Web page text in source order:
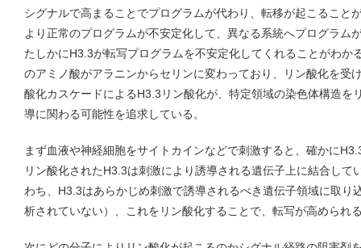
シグナルで高まることでプログラムが代わり、転移が起こること
より正常のプログラムが不安定化して、異なる系統へプログラム
たしかにH3.3が転写プログラムを不安定化してくれることがわか
のアミノ酸がアラニンからセリンに変わっており、リン酸化を受
酸化カスケードによるH3.3リン酸化が、特定領域の染色体構造を
導に関わる可能性を追求している。
まず血液や神経細胞をサイトカインなどで刺激すると、確かに
リン酸化されたH3.3は刺激により誘導される遺伝子上に結合して
わち、H3.3はあらかじめ刺激で誘導されるべき遺伝子領域に取り
析されていない）、これをリン酸化することで、転写が高められ